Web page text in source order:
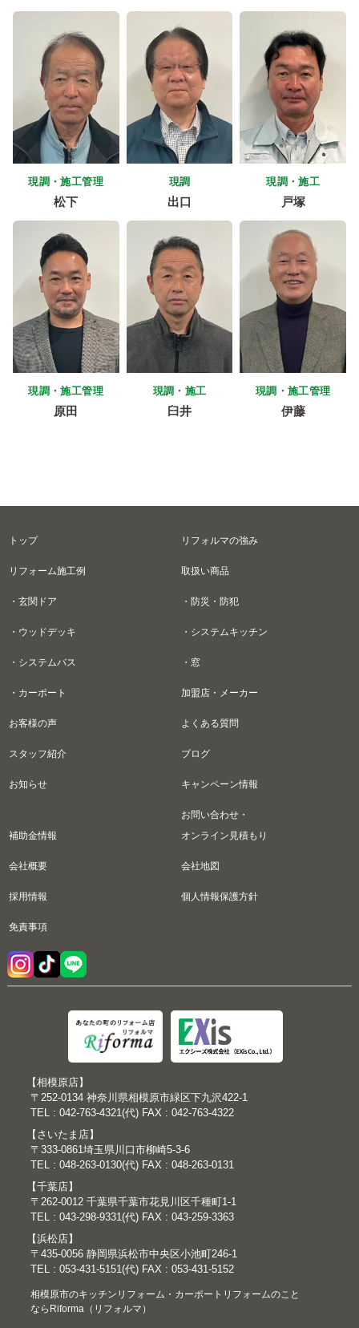
現調・施工管理
松下
現調
出口
現調・施工
戸塚
現調・施工管理
原田
現調・施工
臼井
現調・施工管理
伊藤
トップ リフォルマの強み
リフォーム施工例 取扱い商品
・玄関ドア ・防災・防犯
・ウッドデッキ ・システムキッチン
・システムバス ・窓
・カーポート 加盟店・メーカー
お客様の声 よくある質問
スタッフ紹介 ブログ
お知らせ キャンペーン情報
補助金情報
お問い合わせ・
オンライン見積もり
会社概要 会社地図
採用情報 個人情報保護方針
免責事項
【相模原店】
〒252-0134 神奈川県相模原市緑区下九沢422-1
TEL : 042-763-4321(代) FAX : 042-763-4322
【さいたま店】
〒333-0861埼玉県川口市柳崎5-3-6
TEL : 048-263-0130(代) FAX : 048-263-0131
【千葉店】
〒262-0012 千葉県千葉市花見川区千種町1-1
TEL : 043-298-9331(代) FAX : 043-259-3363
【浜松店】
〒435-0056 静岡県浜松市中央区小池町246-1
TEL : 053-431-5151(代) FAX : 053-431-5152
相模原市のキッチンリフォーム・カーポートリフォームのこと
ならRiforma（リフォルマ）